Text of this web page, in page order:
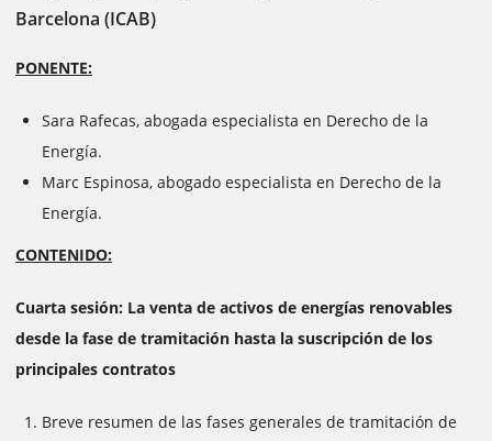
Barcelona (ICAB)
PONENTE:
Sara Rafecas, abogada especialista en Derecho de la
Energía.
Marc Espinosa, abogado especialista en Derecho de la
Energía.
CONTENIDO:
Cuarta sesión: La venta de activos de energías renovables
desde la fase de tramitación hasta la suscripción de los
principales contratos
Breve resumen de las fases generales de tramitación de